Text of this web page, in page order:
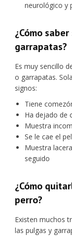
neurológico y
¿Cómo
garrapatas?
Es muy sencillo
o garrapatas.
signos:
Tiene
Ha dejado de
Muestra
Se le cae el
Muestra
seguido
¿Cómo
perro?
Existen muchos
las pulgas y